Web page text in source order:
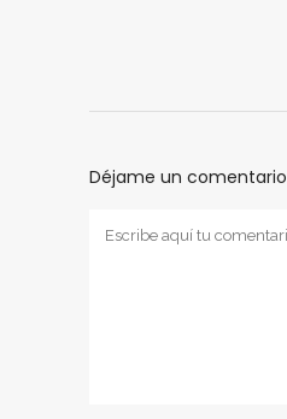
Déjame un comentario